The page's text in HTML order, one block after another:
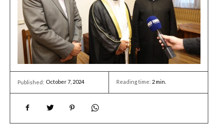
Published: October 7, 2024 Reading time: 2min.